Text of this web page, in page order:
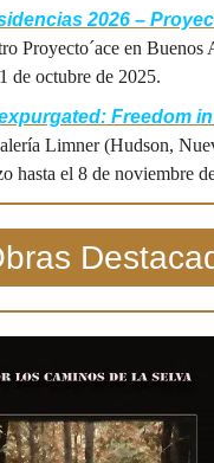
2026 –
Proyecto´ace en Buenos
de octubre de 2025.
Freedom in
Limner (Hudson,
hasta el 8 de noviembre